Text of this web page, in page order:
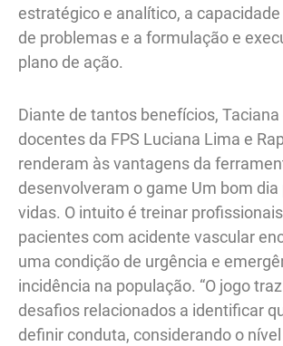
estratégico e analítico, a
de problemas e a formulação e
plano de ação.
Diante de tantos benefícios,
docentes da FPS Luciana Lima e
renderam às vantagens da
desenvolveram o game Um bom dia
vidas. O intuito é treinar
pacientes com acidente vascular
uma condição de urgência e
incidência na população. “O jogo
desafios relacionados a identificar
definir conduta, considerando o